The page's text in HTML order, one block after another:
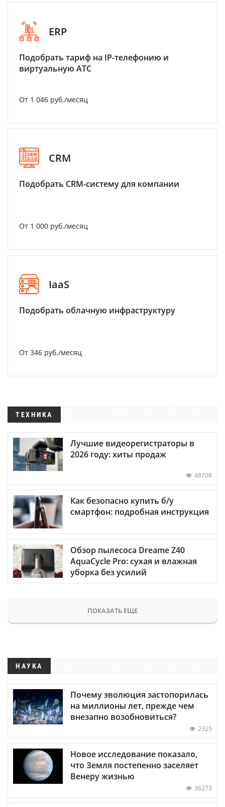
ERP
Подобрать тариф на IP-телефонию и
виртуальную АТС
От 1 046 руб./месяц
CRM
Подобрать CRM-систему для компании
От 1 000 руб./месяц
IaaS
Подобрать облачную инфраструктуру
От 346 руб./месяц
ТЕХНИКА
Лучшие видеорегистраторы в
2026 году: хиты продаж
48708
Как безопасно купить б/у
смартфон: подробная инструкция
Обзор пылесоса Dreame Z40
AquaCycle Pro: сухая и влажная
уборка без усилий
ПОКАЗАТЬ ЕЩЕ
НАУКА
Почему эволюция застопорилась
на миллионы лет, прежде чем
внезапно возобновиться?
2325
Новое исследование показало,
что Земля постепенно заселяет
Венеру жизнью
36273